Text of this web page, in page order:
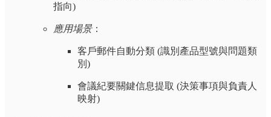
指向)
應用場景：
客戶郵件自動分類 (識別產品型號與問題類
別)
會議紀要關鍵信息提取 (決策事項與負責人
映射)